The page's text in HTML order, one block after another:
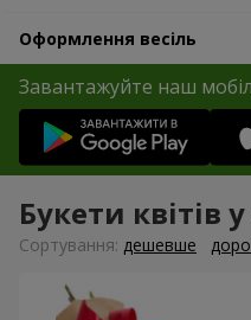
Оформлення весіль
Завантажуйте наш
Букети квітів
Сортування: дешевше